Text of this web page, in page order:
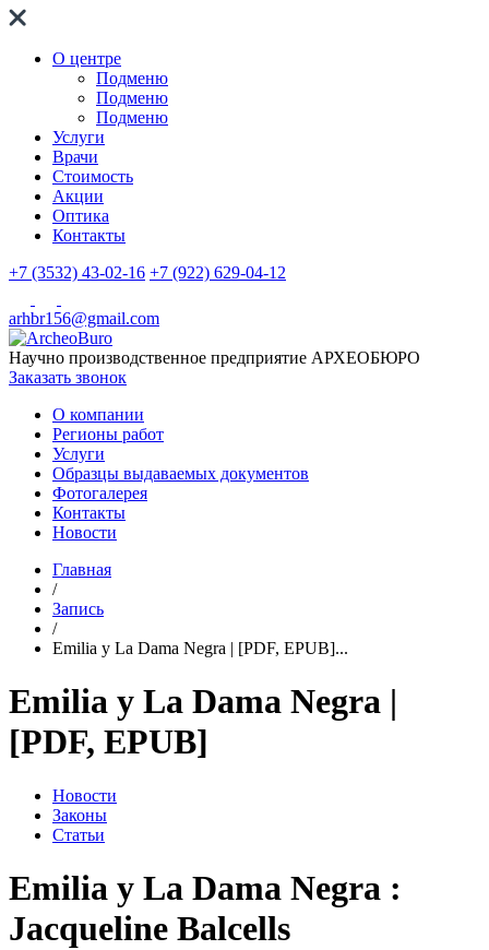
О центре
Подменю
Подменю
Подменю
Услуги
Врачи
Стоимость
Акции
Оптика
Контакты
+7 (3532) 43-02-16 +7 (922) 629-04-12
arhbr156@gmail.com
Научно производственное предприятие АРХЕОБЮРО
Заказать звонок
О компании
Регионы работ
Услуги
Образцы выдаваемых документов
Фотогалерея
Контакты
Новости
Главная
/
Запись
/
Emilia y La Dama Negra | [PDF, EPUB]...
Emilia y La Dama Negra |
[PDF, EPUB]
Новости
Законы
Статьи
Emilia y La Dama Negra :
Jacqueline Balcells